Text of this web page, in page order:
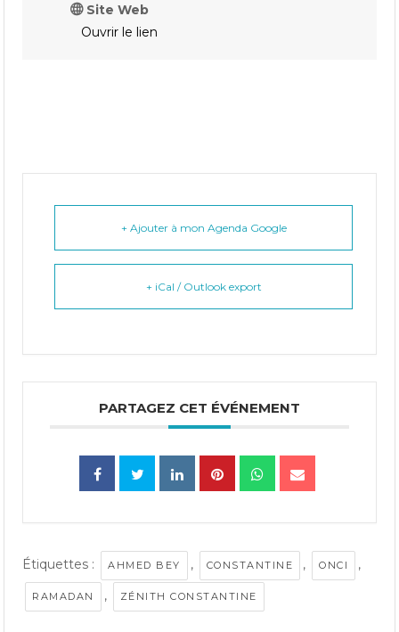
Site Web
Ouvrir le lien
+ Ajouter à mon Agenda Google
+ iCal / Outlook export
PARTAGEZ CET ÉVÉNEMENT
Étiquettes : AHMED BEY , CONSTANTINE , ONCI ,
RAMADAN , ZÉNITH CONSTANTINE